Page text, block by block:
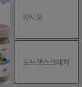
펫시모
도트캣스크래쳐